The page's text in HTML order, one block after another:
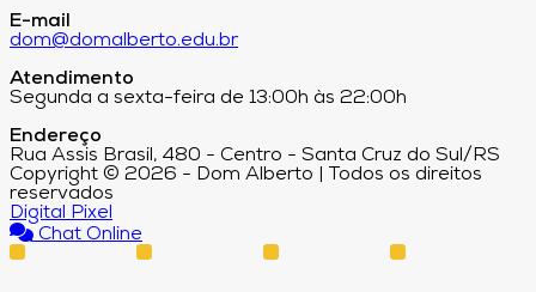
E-mail
dom@domalberto.edu.br
Atendimento
Segunda a sexta-feira de 13:00h às 22:00h
Endereço
Rua Assis Brasil, 480 - Centro - Santa Cruz do Sul/RS
Copyright © 2026 - Dom Alberto | Todos os direitos
reservados
Digital Pixel
Chat Online